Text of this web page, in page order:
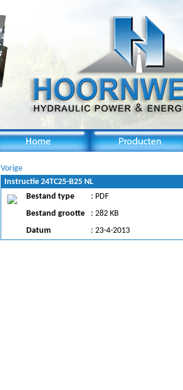
Vorige
Instructie 24TC25-B25 NL
Bestand type
: PDF
Bestand grootte
: 282 KB
Datum
: 23-4-2013